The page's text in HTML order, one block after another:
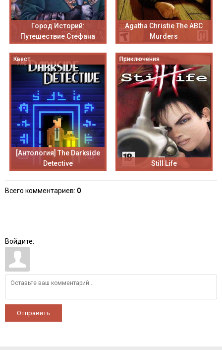
Город Историй:
Путешествие Стефана
Agatha Christie The ABC
Murders
Квест
[Антология] The Darkside
Detective
Приключения
Still Life
Всего комментариев: 0
Войдите:
Отправить